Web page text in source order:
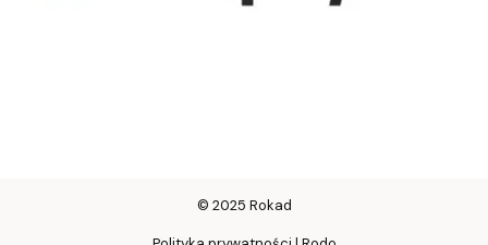
© 2025 Rokad